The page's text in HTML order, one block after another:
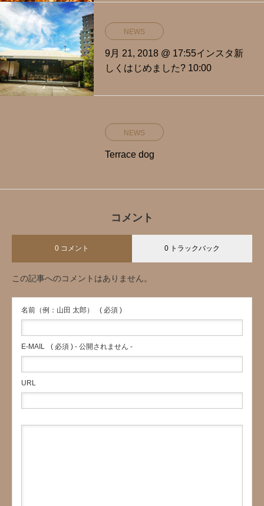
NEWS
9月 21, 2018 @ 17:55インスタ新
しくはじめました? 10:00
NEWS
Terrace dog
コメント
0 コメント 0 トラックバック
この記事へのコメントはありません。
名前（例：山田 太郎） ( 必須 )
E-MAIL ( 必須 ) - 公開されません -
URL